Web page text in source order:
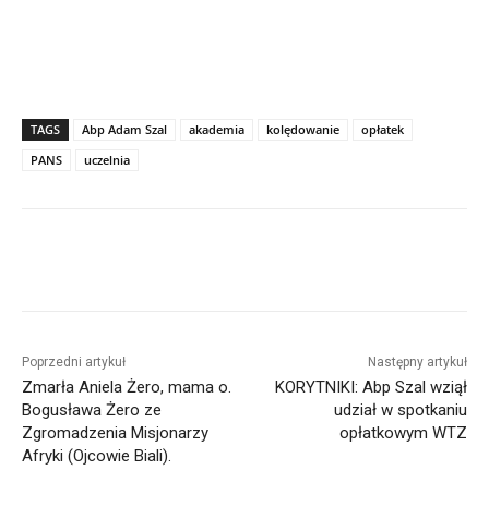
TAGS Abp Adam Szal akademia kolędowanie
opłatek
PANS
uczelnia
Poprzedni artykuł
Zmarła Aniela Żero, mama o.
Bogusława Żero ze
Zgromadzenia Misjonarzy
Afryki (Ojcowie Biali).
Następny artykuł
KORYTNIKI: Abp Szal wziął
udział w spotkaniu
opłatkowym WTZ